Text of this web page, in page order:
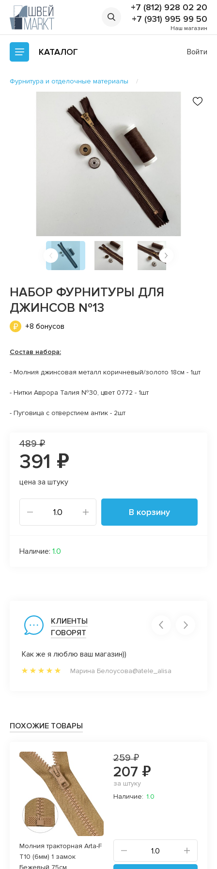
+7 (812) 928 02 20
+7 (931) 995 99 50
Наш магазин
КАТАЛОГ Войти
Фурнитура и отделочные материалы
НАБОР ФУРНИТУРЫ ДЛЯ
ДЖИНСОВ №13
+8 бонусов
Состав набора:
- Молния джинсовая металл коричневый/золото 18см - 1шт
- Нитки Аврора Талия №30, цвет 0772 - 1шт
- Пуговица с отверстием антик - 2шт
489 ₽
391 ₽
цена за штуку
В корзину
Наличие: 1.0
КЛИЕНТЫ
ГОВОРЯТ
Как же я люблю ваш магазин))
Марина Белоусова@atele_alisa
ПОХОЖИЕ ТОВАРЫ
Молния тракторная Arta-F
T10 (6мм) 1 замок
Бежевый 75см
259 ₽
207 ₽
за штуку
Наличие: 1.0